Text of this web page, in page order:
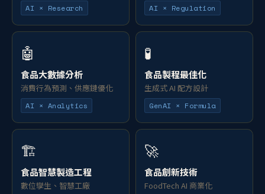
AI × Research AI × Regulation
🤖
食品大數據分析
消費行為預測、供應鏈優化
AI × Analytics
🧪
食品製程最佳化
生成式 AI 配方設計
GenAI × Formula
🏗️
食品智慧製造工程
數位孿生、智慧工廠
🚀
食品創新技術
FoodTech AI 商業化